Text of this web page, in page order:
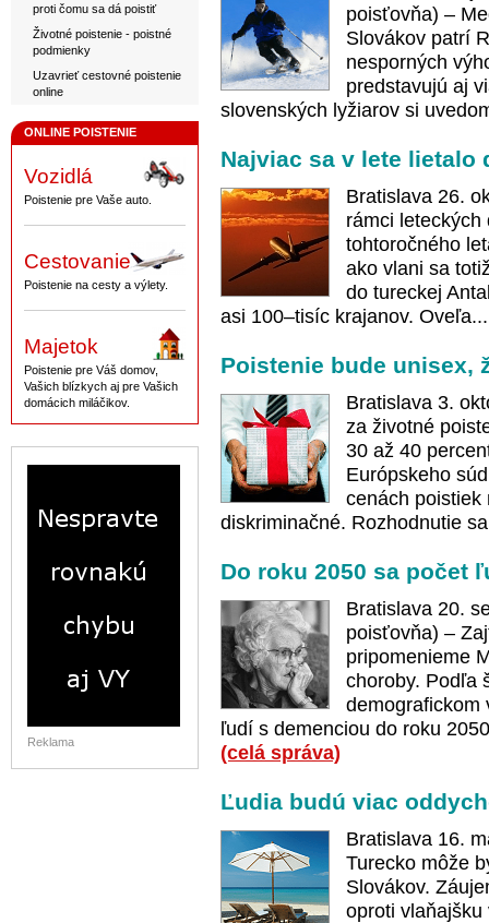
proti čomu sa dá poistiť
Životné poistenie - poistné
podmienky
Uzavrieť cestovné poistenie
online
ONLINE POISTENIE
Vozidlá
Poistenie pre Vaše auto.
Cestovanie
Poistenie na cesty a výlety.
Majetok
Poistenie pre Váš domov,
Vašich blízkych aj pre Vašich
domácich miláčikov.
Reklama
poisťovňa) –
Slovákov patrí
nesporných
predstavujú aj
slovenských lyžiarov si
Najviac sa v lete lietalo
Bratislava 26.
rámci leteckých
tohtoročného
ako vlani sa
do tureckej
asi 100–tisíc krajanov.
Poistenie bude unisex,
Bratislava 3.
za životné
30 až 40
Európskeho
cenách poistiek
diskriminačné. Rozhodnutie
Do roku 2050 sa počet
Bratislava 20.
poisťovňa) –
pripomenieme
choroby. Podľa
demografickom
ľudí s demenciou do roku
(celá správa)
Ľudia budú viac
Bratislava 16.
Turecko môže
Slovákov.
oproti